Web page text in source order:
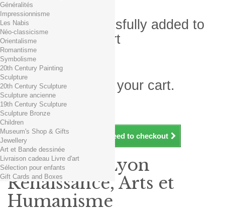
Product successfully added to
your shopping cart
Quantity
Total
There is 1 item in your cart.
Total products (tax incl.)
Total shipping TTC
Total (tax incl.)
Continue shopping Proceed to checkout
Généralités
Impressionnisme
Les Nabis
Néo-classicisme
Orientalisme
Romantisme
Symbolisme
20th Century Painting
Sculpture
20th Century Sculpture
Sculpture ancienne
19th Century Sculpture
Sculpture Bronze
Children
Museum's Shop & Gifts
Jewellery
Art et Bande dessinée
Livraison cadeau Livre d'art
Sélection pour enfants
Gift Cards and Boxes
Exposition Lyon
Renaissance, Arts et
Humanisme